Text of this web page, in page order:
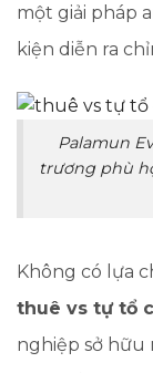
một giải pháp
kiện diễn ra
Palamun
trương phù
Không có lựa
thuê vs tự tổ
nghiệp sở hữu